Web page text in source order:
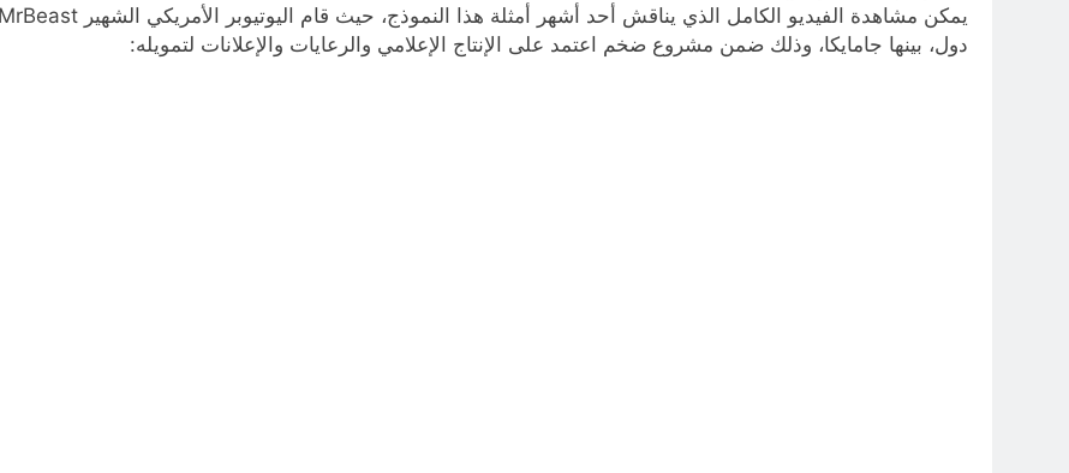
دول، بينها جامايكا، وذلك ضمن مشروع ضخم اعتمد على الإنتاج الإعلامي والرعايات والإعلانات لتمويله: